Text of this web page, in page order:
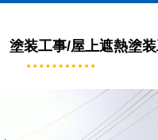
装工事/屋上遮熱塗装